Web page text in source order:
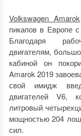
Volkswagen Amarok
пикапов в Европе
Благодаря
двигателям,
кабиной он
Amarok 2019
свой имидж
двигателей V6,
литровый
мощностью 204
сил.